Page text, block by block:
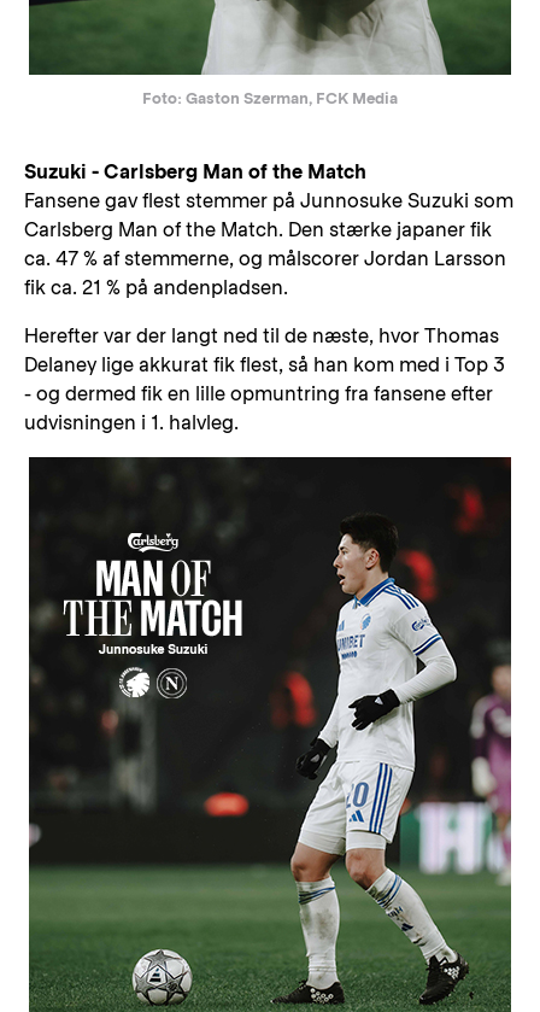
Foto: Gaston Szerman, FCK Media
Suzuki - Carlsberg Man of the Match
Fansene gav flest stemmer på Junnosuke Suzuki som
Carlsberg Man of the Match. Den stærke japaner fik
ca. 47 % af stemmerne, og målscorer Jordan Larsson
fik ca. 21 % på andenpladsen.
Herefter var der langt ned til de næste, hvor Thomas
Delaney lige akkurat fik flest, så han kom med i Top 3
- og dermed fik en lille opmuntring fra fansene efter
udvisningen i 1. halvleg.